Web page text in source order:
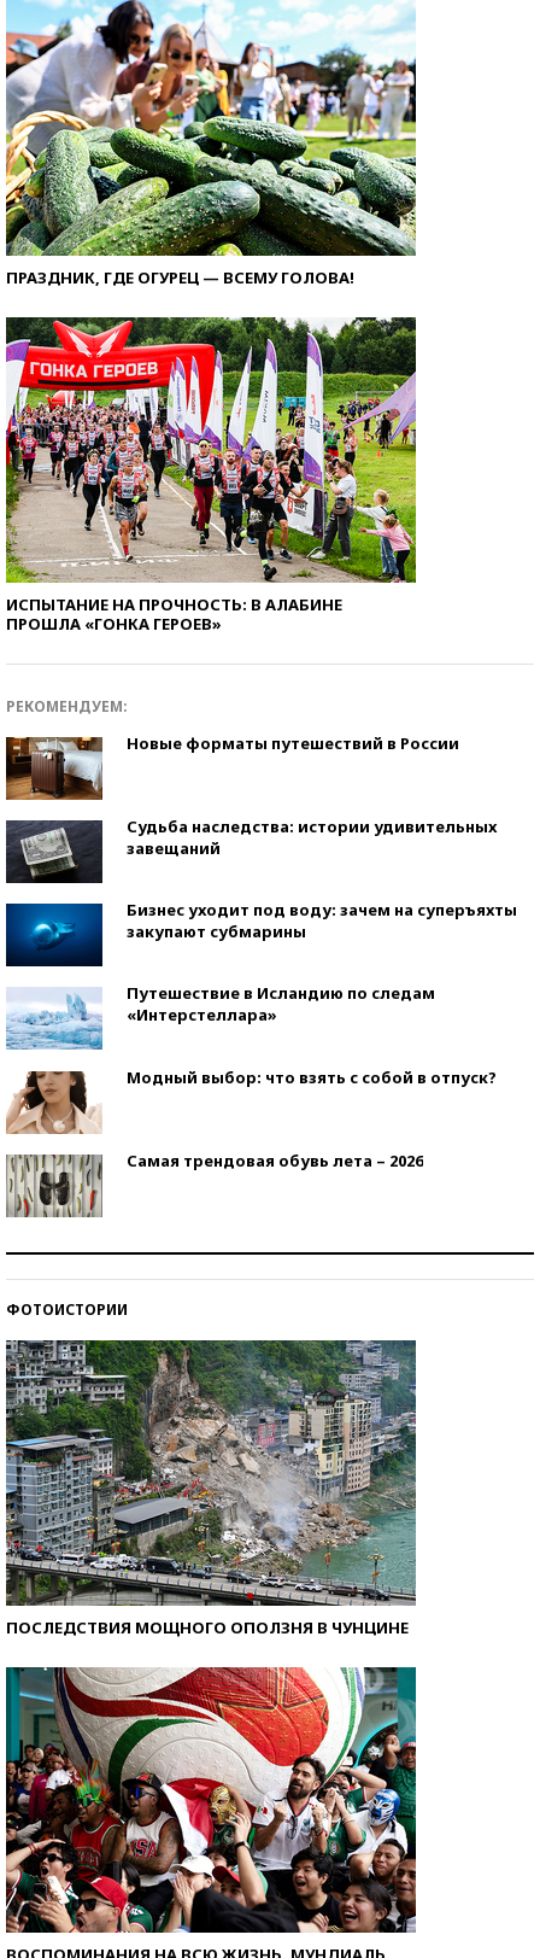
ПРАЗДНИК, ГДЕ ОГУРЕЦ — ВСЕМУ ГОЛОВА!
ИСПЫТАНИЕ НА ПРОЧНОСТЬ: В АЛАБИНЕ
ПРОШЛА «ГОНКА ГЕРОЕВ»
РЕКОМЕНДУЕМ:
Новые форматы путешествий в России
Судьба наследства: истории удивительных
завещаний
Бизнес уходит под воду: зачем на суперъяхты
закупают субмарины
Путешествие в Исландию по следам
«Интерстеллара»
Модный выбор: что взять с собой в отпуск?
Самая трендовая обувь лета – 2026
ФОТОИСТОРИИ
ПОСЛЕДСТВИЯ МОЩНОГО ОПОЛЗНЯ В ЧУНЦИНЕ